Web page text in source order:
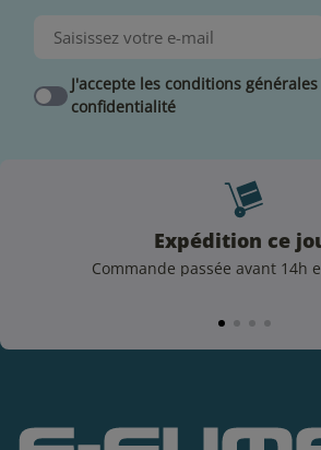
J'accepte les conditions
confidentialité
Expédition ce
Commande passée avant 14h